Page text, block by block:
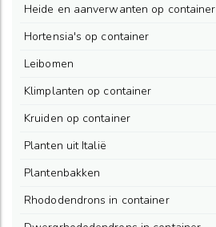
Heide en aanverwanten op container
Hortensia's op container
Leibomen
Klimplanten op container
Kruiden op container
Planten uit Italië
Plantenbakken
Rhododendrons in container